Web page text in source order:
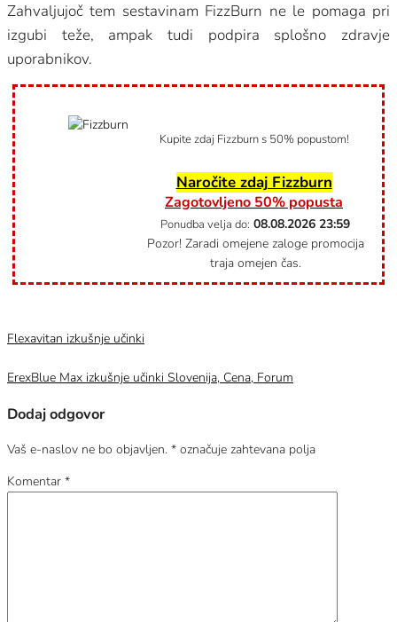
Zahvaljujoč tem sestavinam FizzBurn ne le pomaga pri
izgubi teže, ampak tudi podpira splošno zdravje
uporabnikov.
Kupite zdaj Fizzburn s 50% popustom!
Naročite zdaj Fizzburn
Zagotovljeno 50% popusta
Ponudba velja do: 08.08.2026 23:59
Pozor! Zaradi omejene zaloge promocija
traja omejen čas.
Flexavitan izkušnje učinki
ErexBlue Max izkušnje učinki Slovenija, Cena, Forum
Dodaj odgovor
Vaš e-naslov ne bo objavljen. * označuje zahtevana polja
Komentar *